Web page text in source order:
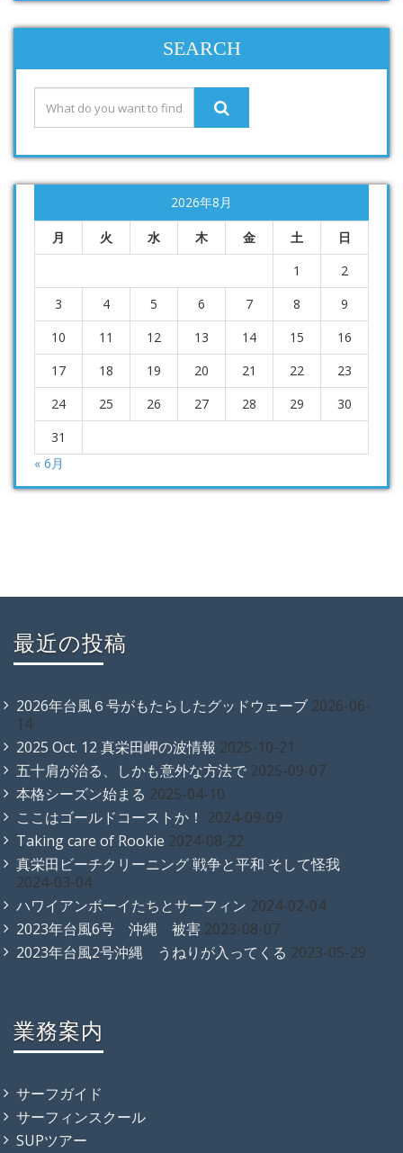
SEARCH
2026年8月
月 火 水 木 金 土
日
1
2
3
4 5 6 7 8
9
10
11 12 13 14 15
16
17
18 19 20 21 22
23
24
25 26 27 28 29
30
31
« 6月
最近の投稿
2026年台風６号がもたらしたグッドウェーブ 2026-06-
14
2025 Oct. 12 真栄田岬の波情報 2025-10-21
五十肩が治る、しかも意外な方法で 2025-09-07
本格シーズン始まる 2025-04-10
ここはゴールドコーストか！ 2024-09-09
Taking care of Rookie 2024-08-22
真栄田ビーチクリーニング 戦争と平和 そして怪我
2024-03-04
ハワイアンボーイたちとサーフィン 2024-02-04
2023年台風6号 沖縄 被害 2023-08-07
2023年台風2号沖縄 うねりが入ってくる 2023-05-29
業務案内
サーフガイド
サーフィンスクール
SUPツアー